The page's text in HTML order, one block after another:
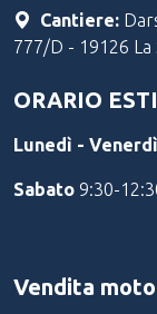
Cantiere:
777/D - 19126 La
ORARIO
Lunedì - Venerdì
Sabato 9:30-
Vendita